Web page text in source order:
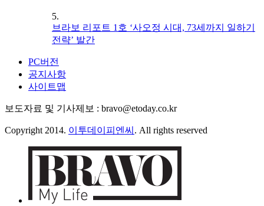
5.
브라보 리포트 1호 ‘사오정 시대, 73세까지 일하기
전략’ 발간
PC버전
공지사항
사이트맵
보도자료 및 기사제보 : bravo@etoday.co.kr
Copyright 2014. 이투데이피엔씨 . All rights reserved